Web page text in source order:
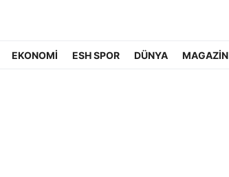
EKONOMİ ESH SPOR DÜNYA MAGAZİN